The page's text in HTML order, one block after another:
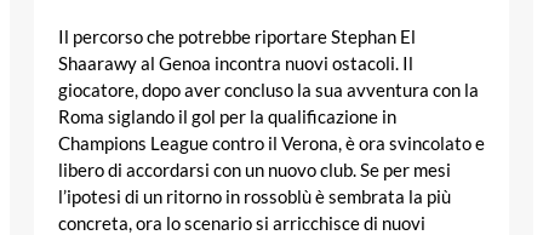
Il percorso che potrebbe riportare Stephan El
Shaarawy al Genoa incontra nuovi ostacoli. Il
giocatore, dopo aver concluso la sua avventura con la
Roma siglando il gol per la qualificazione in
Champions League contro il Verona, è ora svincolato e
libero di accordarsi con un nuovo club. Se per mesi
l’ipotesi di un ritorno in rossoblù è sembrata la più
concreta, ora lo scenario si arricchisce di nuovi